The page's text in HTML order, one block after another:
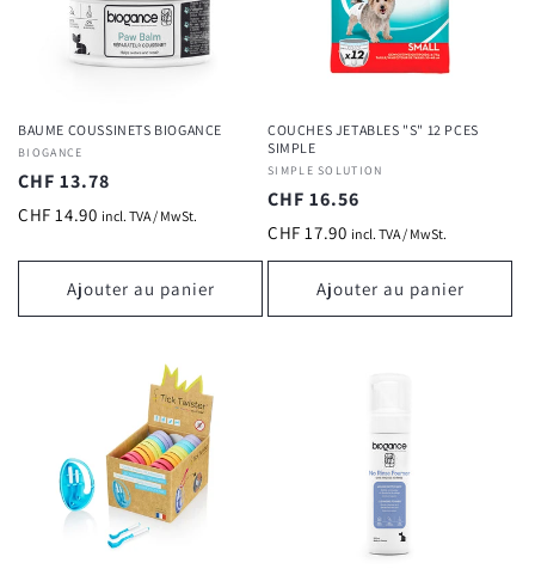
BAUME COUSSINETS BIOGANCE
Fournisseur :
BIOGANCE
Prix
habituel
CHF 13.78
CHF 14.90 incl. TVA / MwSt.
Ajouter au panier
COUCHES JETABLES "S" 12 PCES
SIMPLE
Fournisseur :
SIMPLE SOLUTION
Prix
habituel
CHF 16.56
CHF 17.90 incl. TVA / MwSt.
Ajouter au panier